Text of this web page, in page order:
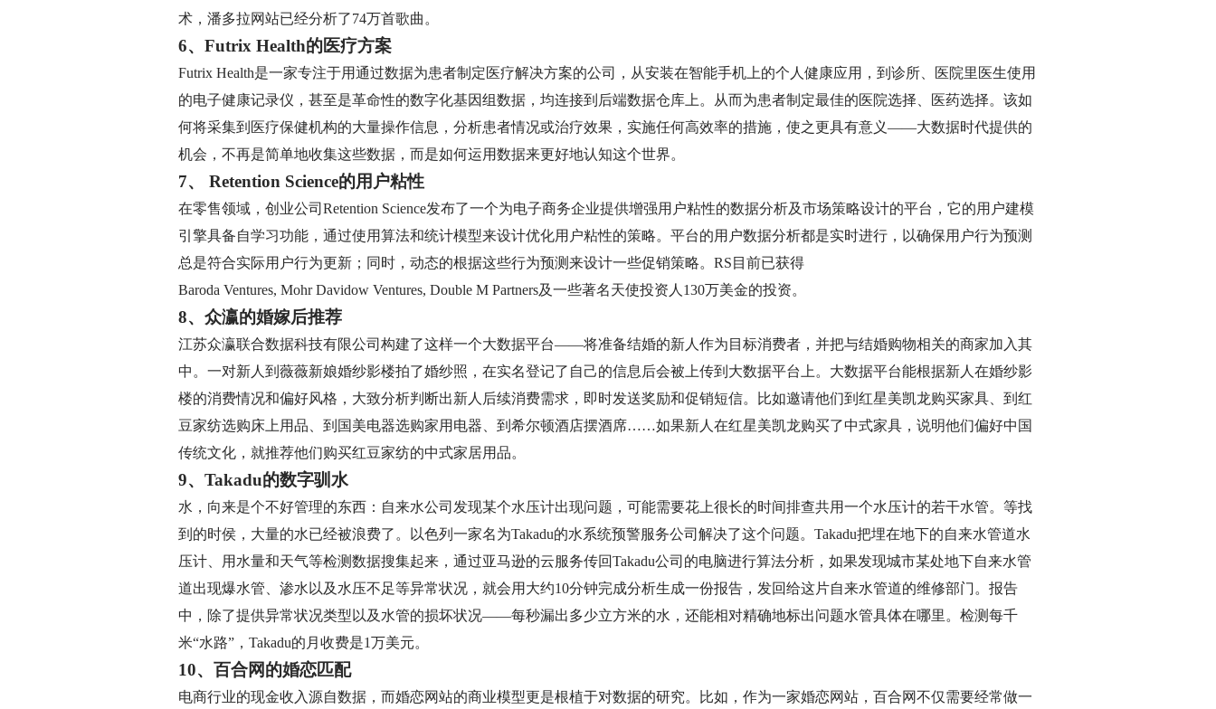
术，潘多拉网站已经分析了74万首歌曲。
6、Futrix Health的医疗方案
Futrix Health是一家专注于用通过数据为患者制定医疗解决方案的公司，从安装在智能手机上的个人健康应用，到诊所、医院里医生使用
的电子健康记录仪，甚至是革命性的数字化基因组数据，均连接到后端数据仓库上。从而为患者制定最佳的医院选择、医药选择。该如
何将采集到医疗保健机构的大量操作信息，分析患者情况或治疗效果，实施任何高效率的措施，使之更具有意义——大数据时代提供的
机会，不再是简单地收集这些数据，而是如何运用数据来更好地认知这个世界。
7、 Retention Science的用户粘性
在零售领域，创业公司Retention Science发布了一个为电子商务企业提供增强用户粘性的数据分析及市场策略设计的平台，它的用户建模
引擎具备自学习功能，通过使用算法和统计模型来设计优化用户粘性的策略。平台的用户数据分析都是实时进行，以确保用户行为预测
总是符合实际用户行为更新；同时，动态的根据这些行为预测来设计一些促销策略。RS目前已获得
Baroda Ventures, Mohr Davidow Ventures, Double M Partners及一些著名天使投资人130万美金的投资。
8、众瀛的婚嫁后推荐
江苏众瀛联合数据科技有限公司构建了这样一个大数据平台——将准备结婚的新人作为目标消费者，并把与结婚购物相关的商家加入其
中。一对新人到薇薇新娘婚纱影楼拍了婚纱照，在实名登记了自己的信息后会被上传到大数据平台上。大数据平台能根据新人在婚纱影
楼的消费情况和偏好风格，大致分析判断出新人后续消费需求，即时发送奖励和促销短信。比如邀请他们到红星美凯龙购买家具、到红
豆家纺选购床上用品、到国美电器选购家用电器、到希尔顿酒店摆酒席……如果新人在红星美凯龙购买了中式家具，说明他们偏好中国
传统文化，就推荐他们购买红豆家纺的中式家居用品。
9、Takadu的数字驯水
水，向来是个不好管理的东西：自来水公司发现某个水压计出现问题，可能需要花上很长的时间排查共用一个水压计的若干水管。等找
到的时侯，大量的水已经被浪费了。以色列一家名为Takadu的水系统预警服务公司解决了这个问题。Takadu把埋在地下的自来水管道水
压计、用水量和天气等检测数据搜集起来，通过亚马逊的云服务传回Takadu公司的电脑进行算法分析，如果发现城市某处地下自来水管
道出现爆水管、渗水以及水压不足等异常状况，就会用大约10分钟完成分析生成一份报告，发回给这片自来水管道的维修部门。报告
中，除了提供异常状况类型以及水管的损坏状况——每秒漏出多少立方米的水，还能相对精确地标出问题水管具体在哪里。检测每千
米“水路”，Takadu的月收费是1万美元。
10、百合网的婚恋匹配
电商行业的现金收入源自数据，而婚恋网站的商业模型更是根植于对数据的研究。比如，作为一家婚恋网站，百合网不仅需要经常做一